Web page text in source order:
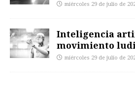
miércoles 29 de julio de
Inteligencia
movimiento
miércoles 29 de julio de